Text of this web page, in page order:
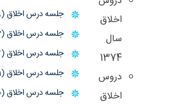
اخلاق
سال
1374
دروس
اخلاق
جلسه درس اخلاق (1404/07/09)
جلسه درس اخلاق (1404/07/02)
جلسه درس اخلاق (1404/03/07)
جلسه درس اخلاق (1404/02/31)
جلسه درس اخلاق (1404/02/10)